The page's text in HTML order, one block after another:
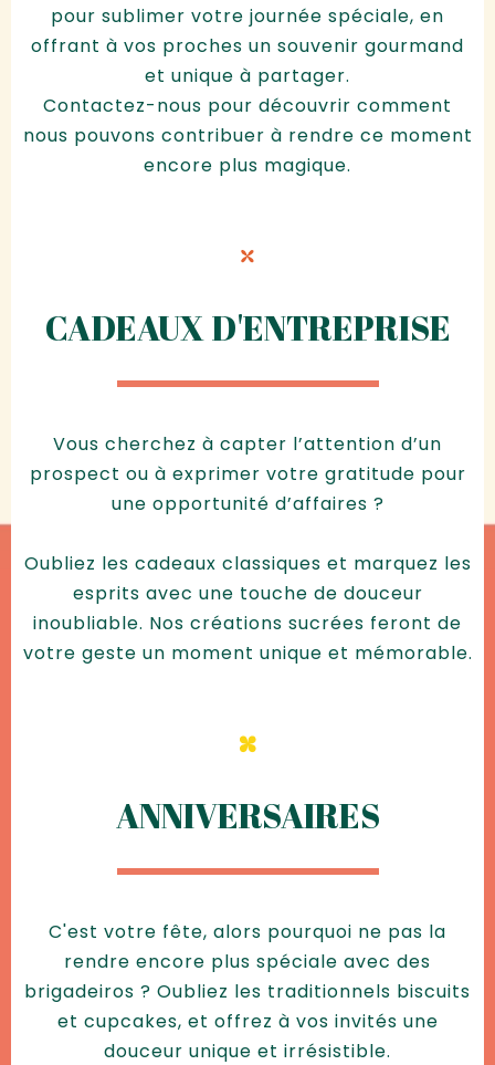
pour sublimer votre journée spéciale, en
offrant à vos proches un souvenir gourmand
et unique à partager.
Contactez-nous pour découvrir comment
nous pouvons contribuer à rendre ce moment
encore plus magique.
CADEAUX D'ENTREPRISE
Vous cherchez à capter l’attention d’un
prospect ou à exprimer votre gratitude pour
une opportunité d’affaires ?
Oubliez les cadeaux classiques et marquez les
esprits avec une touche de douceur
inoubliable. Nos créations sucrées feront de
votre geste un moment unique et mémorable.
ANNIVERSAIRES
C'est votre fête, alors pourquoi ne pas la
rendre encore plus spéciale avec des
brigadeiros ? Oubliez les traditionnels biscuits
et cupcakes, et offrez à vos invités une
douceur unique et irrésistible.